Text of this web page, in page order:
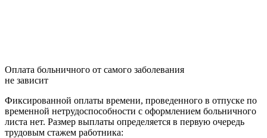
Оплата больничного от самого заболевания
не зависит
Фиксированной оплаты времени, проведенного в отпуске по
временной нетрудоспособности с оформлением больничного
листа нет. Размер выплаты определяется в первую очередь
трудовым стажем работника: